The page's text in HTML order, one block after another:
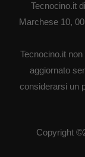
Tecnocino.it
Marchese 10,
Tecnocino.it
aggiornato
considerarsi un
Copyright